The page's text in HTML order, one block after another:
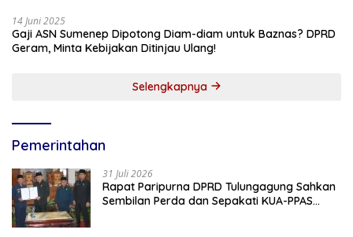
14 Juni 2025
Gaji ASN Sumenep Dipotong Diam-diam untuk Baznas? DPRD
Geram, Minta Kebijakan Ditinjau Ulang!
Selengkapnya
Pemerintahan
31 Juli 2026
Rapat Paripurna DPRD Tulungagung Sahkan
Sembilan Perda dan Sepakati KUA-PPAS